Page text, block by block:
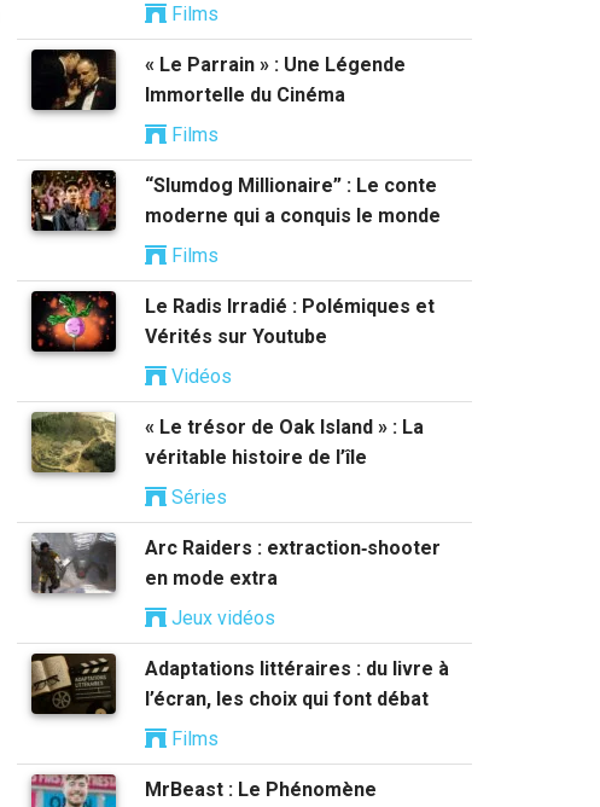
Films
« Le Parrain » : Une Légende
Immortelle du Cinéma
Films
“Slumdog Millionaire” : Le conte
moderne qui a conquis le monde
Films
Le Radis Irradié : Polémiques et
Vérités sur Youtube
Vidéos
« Le trésor de Oak Island » : La
véritable histoire de l’île
Séries
Arc Raiders : extraction‑shooter
en mode extra
Jeux vidéos
Adaptations littéraires : du livre à
l’écran, les choix qui font débat
Films
MrBeast : Le Phénomène